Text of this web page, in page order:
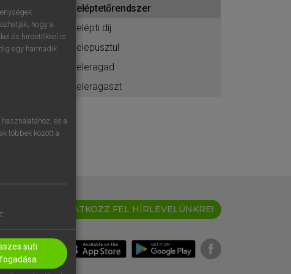
.
beléptetőrendszer
belépti díj
belepusztul
beleragad
beleragaszt
IRATKOZZ FEL HÍRLEVELÜNKRE!
hogy a
és hirdetőkkel is
egy harmadik
és a
többek között a
süti